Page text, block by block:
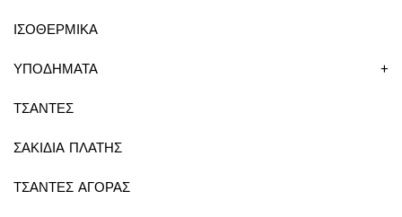
ΙΣΟΘΕΡΜΙΚΑ
ΥΠΟΔΗΜΑΤΑ +
ΤΣΑΝΤΕΣ
ΣΑΚΙΔΙΑ ΠΛΑΤΗΣ
ΤΣΑΝΤΕΣ ΑΓΟΡΑΣ